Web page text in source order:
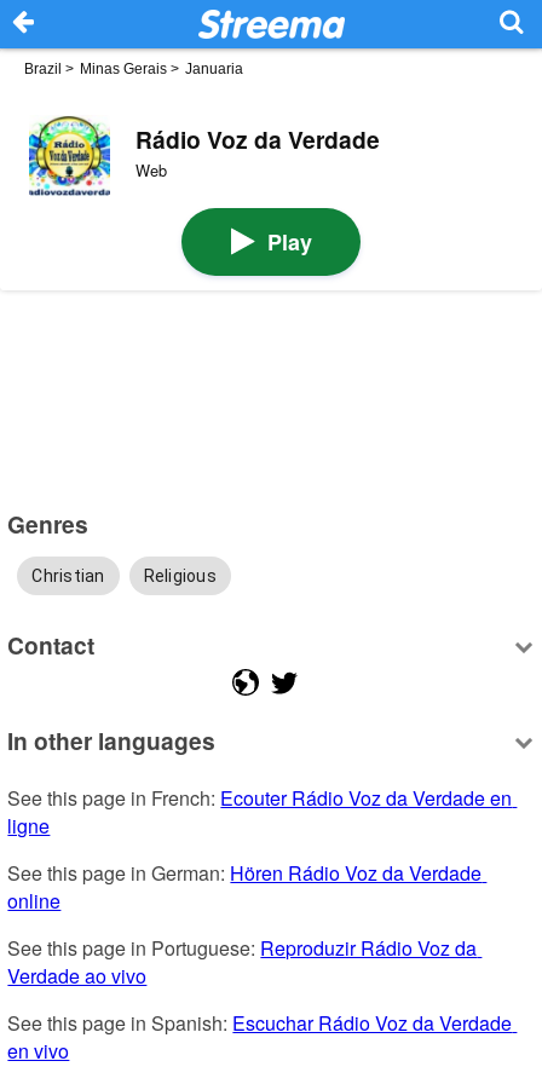
Brazil > Minas Gerais > Januaria
Rádio Voz da Verdade
Web
Play
Genres
Christian Religious
Contact
In other languages
See this page in French: Ecouter Rádio Voz da Verdade en
ligne
See this page in German: Hören Rádio Voz da Verdade
online
See this page in Portuguese: Reproduzir Rádio Voz da
Verdade ao vivo
See this page in Spanish: Escuchar Rádio Voz da Verdade
en vivo